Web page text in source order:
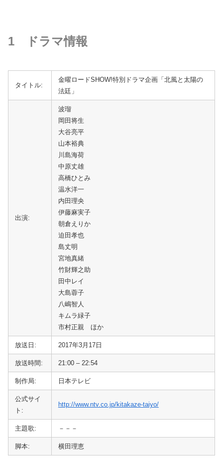
1 ドラマ情報
タイトル:
金曜ロードSHOW!特別ドラマ企画「北風と太陽の
法廷」
出演:
波瑠
岡田将生
大谷亮平
山本裕典
川島海荷
中原丈雄
高橋ひとみ
温水洋一
内田理央
伊藤麻実子
朝倉えりか
迫田孝也
島丈明
宮地真緒
竹財輝之助
田中レイ
大島蓉子
八嶋智人
キムラ緑子
市村正親 ほか
放送日: 2017年3月17日
放送時間: 21:00 – 22:54
制作局: 日本テレビ
公式サイ
ト:
http://www.ntv.co.jp/kitakaze-taiyo/
主題歌: －－－
脚本: 横田理恵